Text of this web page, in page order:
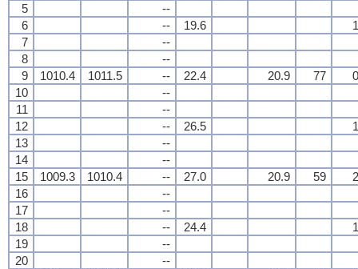
5
--
6
-- 19.6
7
--
8
--
9
1010.4 1011.5 -- 22.4 20.9 77
10
--
11
--
12
-- 26.5
13
--
14
--
15
1009.3 1010.4 -- 27.0 20.9 59
16
--
17
--
18
-- 24.4
19
--
20
--